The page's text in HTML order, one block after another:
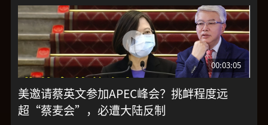
00:03:05
美邀请蔡英文参加APEC峰会？挑衅程度远
超“蔡麦会”，必遭大陆反制